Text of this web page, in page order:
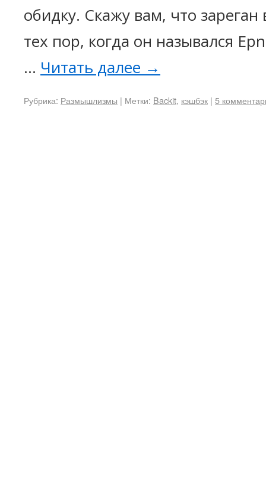
обидку. Скажу вам, что зареган
тех пор, когда он назывался
… Читать далее →
Рубрика: Размышлизмы | Метки: Backit, кэшбэк | 5